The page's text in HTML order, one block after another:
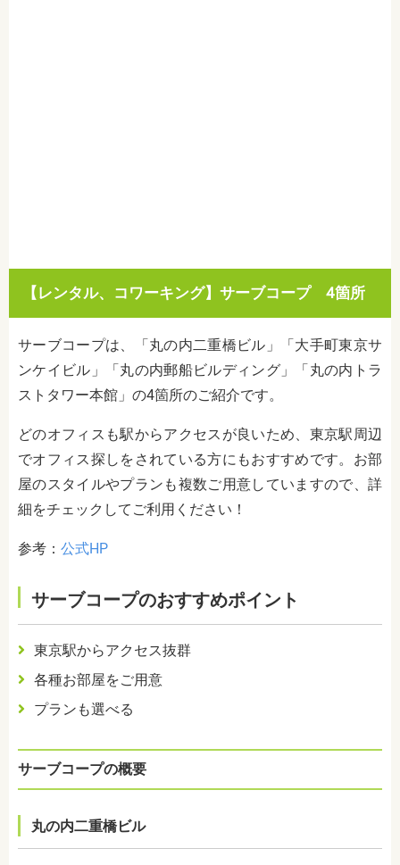
【レンタル、コワーキング】サーブコープ 4箇所
サーブコープは、「丸の内二重橋ビル」「大手町東京サ
ンケイビル」「丸の内郵船ビルディング」「丸の内トラ
ストタワー本館」の4箇所のご紹介です。
どのオフィスも駅からアクセスが良いため、東京駅周辺
でオフィス探しをされている方にもおすすめです。お部
屋のスタイルやプランも複数ご用意していますので、詳
細をチェックしてご利用ください！
参考： 公式HP
サーブコープのおすすめポイント
東京駅からアクセス抜群
各種お部屋をご用意
プランも選べる
サーブコープの概要
丸の内二重橋ビル